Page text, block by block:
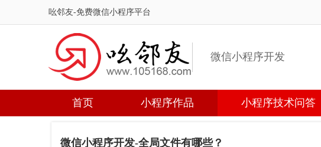
吆邻友-免费微信小程序平台
微信小程序开发
首页 小程序作品 小程序技术问答
微信小程序开发-全局文件有哪些？